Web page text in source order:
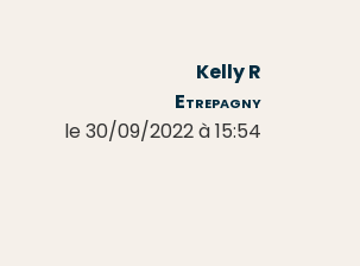
Kelly R
Etrepagny
le 30/09/2022 à 15:54